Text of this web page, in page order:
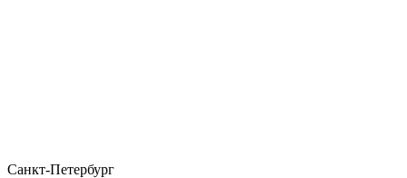
Санкт-Петербург